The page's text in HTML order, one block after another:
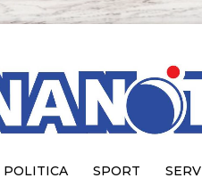
POLITICA SPORT